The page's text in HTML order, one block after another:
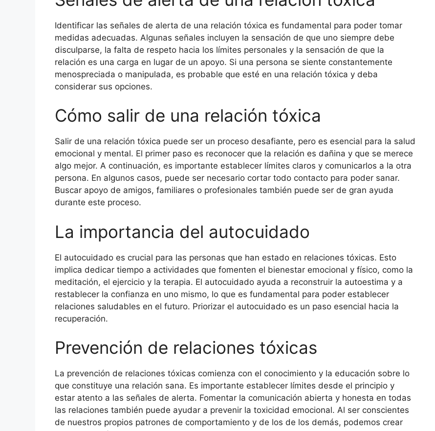
Identificar las señales de alerta de una relación tóxica es fundamental para poder tomar
medidas adecuadas. Algunas señales incluyen la sensación de que uno siempre debe
disculparse, la falta de respeto hacia los límites personales y la sensación de que la
relación es una carga en lugar de un apoyo. Si una persona se siente constantemente
menospreciada o manipulada, es probable que esté en una relación tóxica y deba
considerar sus opciones.
Cómo salir de una relación tóxica
Salir de una relación tóxica puede ser un proceso desafiante, pero es esencial para la salud
emocional y mental. El primer paso es reconocer que la relación es dañina y que se merece
algo mejor. A continuación, es importante establecer límites claros y comunicarlos a la otra
persona. En algunos casos, puede ser necesario cortar todo contacto para poder sanar.
Buscar apoyo de amigos, familiares o profesionales también puede ser de gran ayuda
durante este proceso.
La importancia del autocuidado
El autocuidado es crucial para las personas que han estado en relaciones tóxicas. Esto
implica dedicar tiempo a actividades que fomenten el bienestar emocional y físico, como la
meditación, el ejercicio y la terapia. El autocuidado ayuda a reconstruir la autoestima y a
restablecer la confianza en uno mismo, lo que es fundamental para poder establecer
relaciones saludables en el futuro. Priorizar el autocuidado es un paso esencial hacia la
recuperación.
Prevención de relaciones tóxicas
La prevención de relaciones tóxicas comienza con el conocimiento y la educación sobre lo
que constituye una relación sana. Es importante establecer límites desde el principio y
estar atento a las señales de alerta. Fomentar la comunicación abierta y honesta en todas
las relaciones también puede ayudar a prevenir la toxicidad emocional. Al ser conscientes
de nuestros propios patrones de comportamiento y de los de los demás, podemos crear